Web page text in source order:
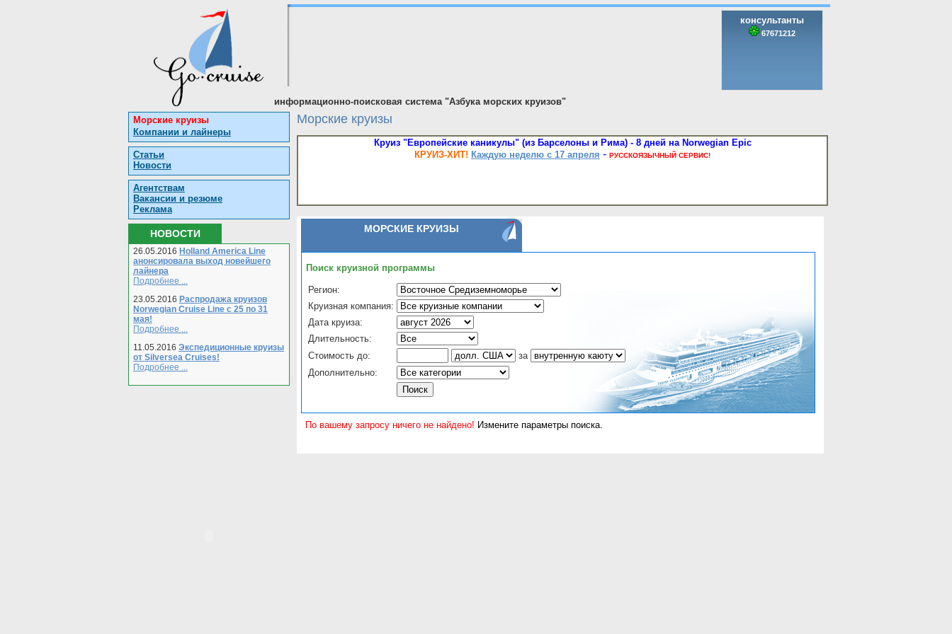
консультанты
67671212
информационно-поисковая система "Азбука морских круизов"
Морские круизы
Компании и лайнеры
Статьи
Новости
Агентствам
Вакансии и резюме
Реклама
НОВОСТИ
26.05.2016 Holland America Line
анонсировала выход новейшего
лайнера
Подробнее ...
23.05.2016 Распродажа круизов
Norwegian Cruise Line с 25 по 31
мая!
Подробнее ...
11.05.2016 Экспедиционные круизы
от Silversea Cruises!
Подробнее ...
Морские круизы
Круиз "Европейские каникулы" (из Барселоны и Рима) - 8 дней на Norwegian Epic
КРУИЗ-ХИТ! Каждую неделю с 17 апреля - РУССКОЯЗЫЧНЫЙ СЕРВИС!
МОРСКИЕ КРУИЗЫ
Поиск круизной программы
Регион:
Круизная компания:
Дата круиза:
Длительность:
Стоимость до:
за
Дополнительно:
По вашему запросу ничего не найдено! Измените параметры поиска.